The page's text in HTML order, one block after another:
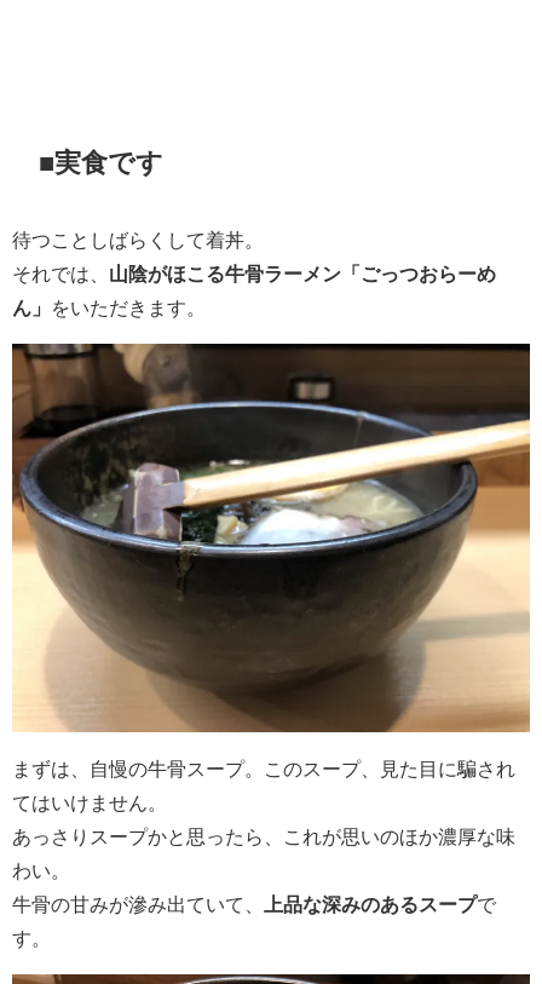
■実食です
待つことしばらくして着丼。
それでは、 山陰がほこる牛骨ラーメン「ごっつおらーめ
ん」
をいただきます。
まずは、自慢の牛骨スープ。このスープ、見た目に騙され
てはいけません。
あっさりスープかと思ったら、これが思いのほか濃厚な味
わい。
牛骨の甘みが滲み出ていて、
上品な深みのあるスープで
す。